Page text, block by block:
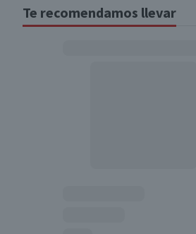
Te recomendamos llevar